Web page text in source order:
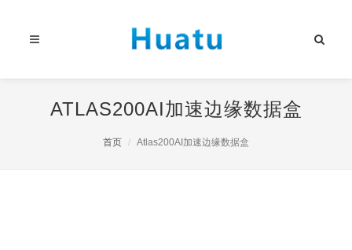
ATLAS200AI加速边缘数据盒
首页 Atlas200AI加速边缘数据盒